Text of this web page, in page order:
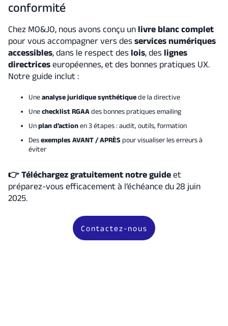
conformité
Chez MO&JO, nous avons conçu un livre blanc complet
pour vous accompagner vers des services numériques
accessibles, dans le respect des lois, des lignes
directriceseuropéennes, et des bonnes pratiques UX.
Notre guide inclut :
Uneanalyse juridique synthétiquede la directive
Unechecklist RGAAdes bonnes pratiques emailing
Unplan d’actionen 3 étapes : audit, outils, formation
Desexemples AVANT / APRÈS pour visualiser les erreurs à
éviter
👉 Téléchargez gratuitement notre guideet
préparez-vous efficacement à l’échéance du 28 juin
2025.
Contactez-nous